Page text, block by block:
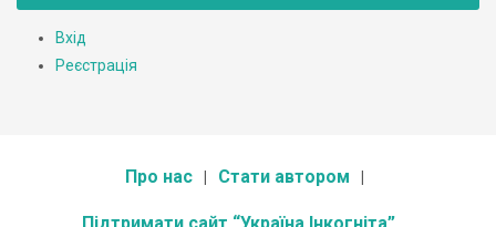
Вхід
Реєстрація
Про нас Стати автором